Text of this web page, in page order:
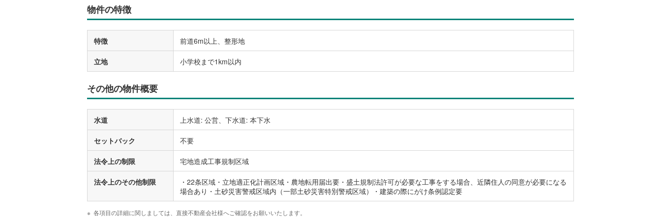
物件の特徴
特徴 前道6m以上、整形地
立地 小学校まで1km以内
その他の物件概要
水道 上水道: 公営、下水道: 本下水
セットバック 不要
法令上の制限 宅地造成工事規制区域
法令上のその他制限
・22条区域・立地適正化計画区域・農地転用届出要・盛土規制法許可が必要な工事をする場合、近隣住人の同意が必要になる
場合あり・土砂災害警戒区域内（一部土砂災害特別警戒区域）・建築の際にがけ条例認定要
各項目の詳細に関しましては、直接不動産会社様へご確認をお願いいたします。